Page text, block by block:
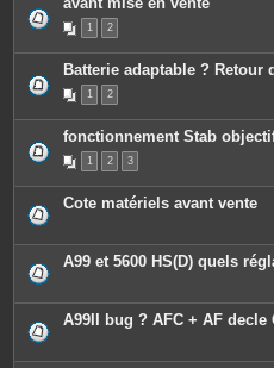
1 2
Batterie adaptable ? Retour
1 2
fonctionnement Stab
1 2 3
Cote matériels avant vente
A99 et 5600 HS(D) quels
A99II bug ? AFC + AF